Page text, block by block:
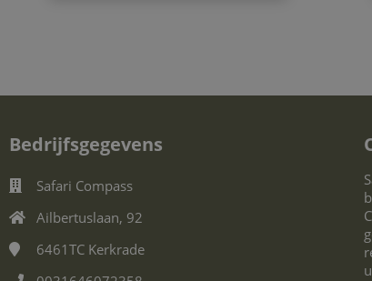
Bedrijfsgegevens
Safari Compass
Ailbertuslaan, 92
6461TC Kerkrade